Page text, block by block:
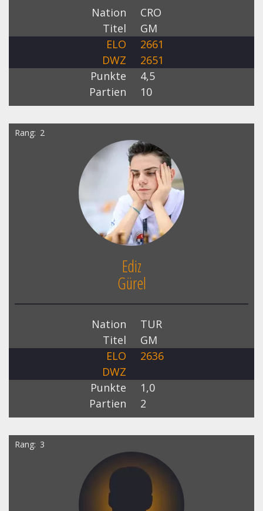
Nation
CRO
Titel
GM
ELO
2661
DWZ
2651
Punkte
4,5
Partien
10
Rang 2
Ediz
Gürel
Nation
TUR
Titel
GM
ELO
2636
DWZ
Punkte
1,0
Partien
2
Rang 3